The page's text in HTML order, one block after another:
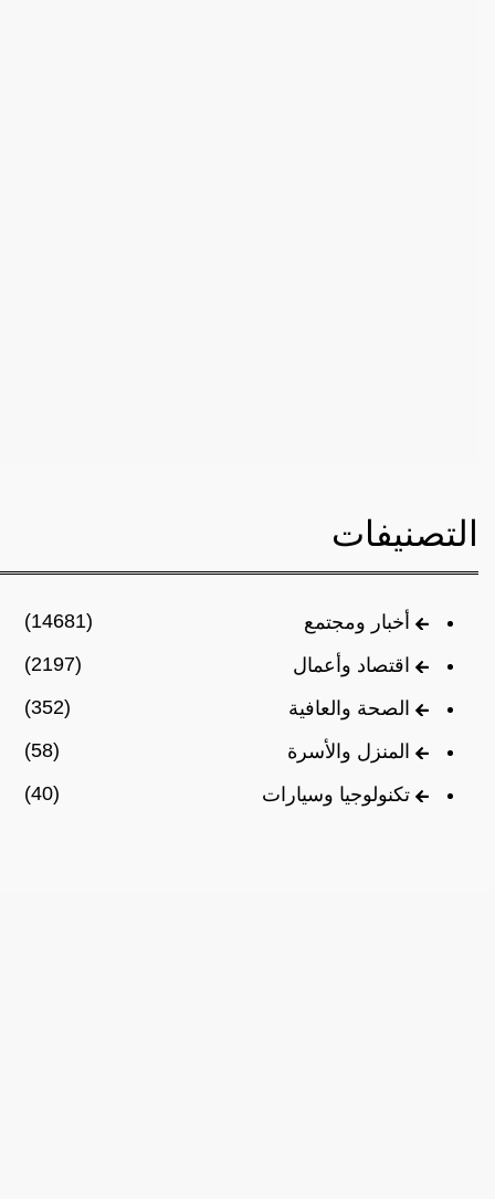
التصنيفات
أخبار ومجتمع
(14681)
اقتصاد وأعمال
(2197)
الصحة والعافية
(352)
المنزل والأسرة
(58)
تكنولوجيا وسيارات
(40)